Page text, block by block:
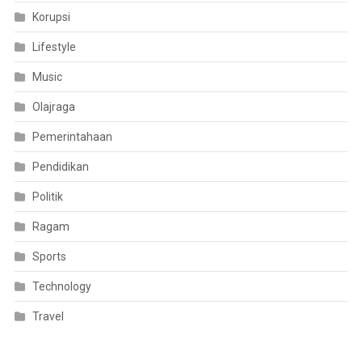
Korupsi
Lifestyle
Music
Olajraga
Pemerintahaan
Pendidikan
Politik
Ragam
Sports
Technology
Travel